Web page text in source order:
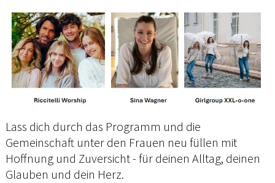
Lass dich durch das Programm und die
Gemeinschaft unter den Frauen neu füllen mit
Hoffnung und Zuversicht - für deinen Alltag, deinen
Glauben und dein Herz.